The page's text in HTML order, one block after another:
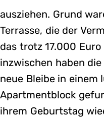
ausziehen. Grund
Terrasse, die der
das trotz 17.000
inzwischen haben
neue Bleibe in einem
Apartmentblock
ihrem Geburtstag